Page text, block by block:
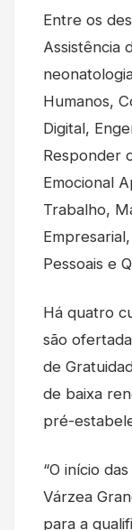
Entre os
Assistência
Humanos,
Digital,
Responder
Emocional
Trabalho,
Pessoais e
Há quatro
são
de
de baixa
pré-
“O início
Várzea
para a